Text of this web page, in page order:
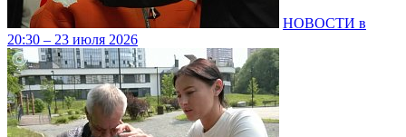
НОВОСТИ в
20:30 – 23 июля 2026